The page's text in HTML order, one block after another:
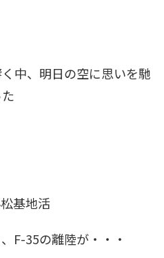
中、明日の空に思いを馳
基地活
F-35の離陸が・・・